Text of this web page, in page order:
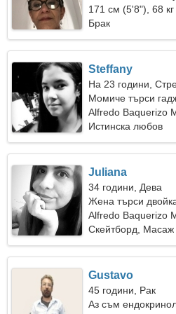
171 см (5'8"), 68
Брак
Steffany
На 23 години,
Момиче търси
Alfredo Baquerizo
Истинска любов
Juliana
34 години, Дева
Жена търси
Alfredo Baquerizo
Скейтборд, Масаж
Gustavo
45 години, Рак
Аз съм